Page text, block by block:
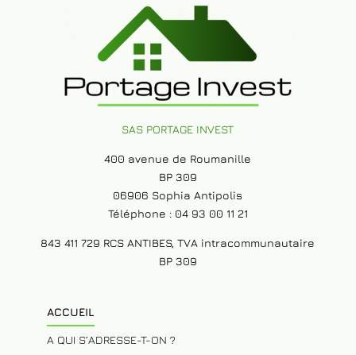
SAS PORTAGE INVEST
400 avenue de Roumanille
BP 309
06906 Sophia Antipolis
Téléphone : 04 93 00 11 21
843 411 729 RCS ANTIBES, TVA intracommunautaire
BP 309
ACCUEIL
A QUI S’ADRESSE-T-ON ?